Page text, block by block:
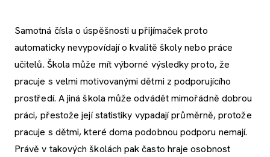
Samotná čísla o úspěšnosti u přijímaček proto
automaticky nevypovídají o kvalitě školy nebo práce
učitelů. Škola může mít výborné výsledky proto, že
pracuje s velmi motivovanými dětmi z podporujícího
prostředí. A jiná škola může odvádět mimořádně dobrou
práci, přestože její statistiky vypadají průměrně, protože
pracuje s dětmi, které doma podobnou podporu nemají.
Právě v takových školách pak často hraje osobnost